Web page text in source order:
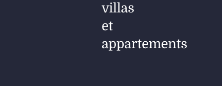
villas
et
appartements